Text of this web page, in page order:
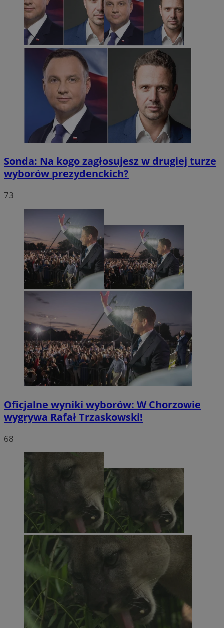
Sonda: Na kogo zagłosujesz w drugiej turze
wyborów prezydenckich?
73
Oficjalne wyniki wyborów: W Chorzowie
wygrywa Rafał Trzaskowski!
68